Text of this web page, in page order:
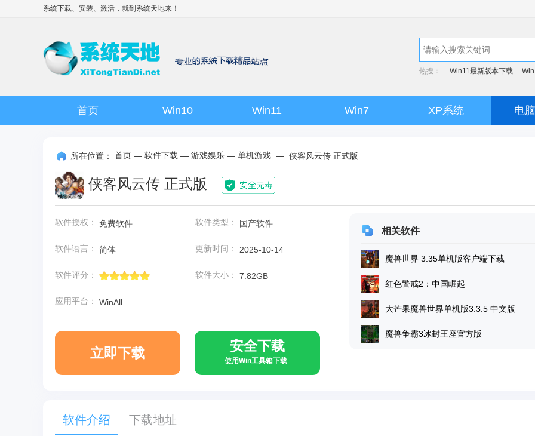
系统下载、安装、激活，就到 系统天地来！
热搜： Win11最新版本下载
首页 Win10 Win11 Win7 XP系统 电
所在位置： 首页 — 软件下载 — 游戏娱乐 — 单机游戏 — 侠客风云传 正式版
侠客风云传 正式版
软件授权： 免费软件 软件类型： 国产软件
软件语言： 简体 更新时间： 2025-10-14
软件评分： 软件大小： 7.82GB
应用平台： WinAll
立即下载 安全下载
使用Win工具箱下载
相关软件
魔兽世界 3.35单机版客户端下载
红色警戒2：中国崛起
大芒果魔兽世界单机版3.3.5 中文版
魔兽争霸3冰封王座官方版
软件介绍 下载地址